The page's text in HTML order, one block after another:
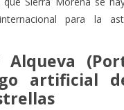
para la
Alqueva
artificial